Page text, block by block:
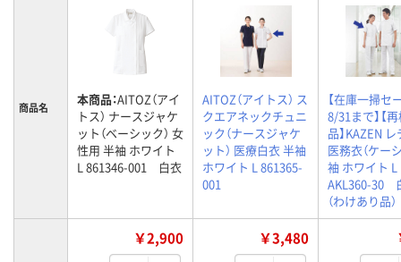
商品名 本商品：AITOZ（アイ
トス） ナースジャケ
ット（ベーシック） 女
性用 半袖 ホワイト
L 861346-001 白衣
AITOZ（アイトス） ス
クエアネックチュニ
ック（ナースジャケ
ット） 医療白衣 半袖
ホワイト L 861365-
001
【在庫一掃セ
8/31まで】【
品】KAZEN
医務衣（ケー
袖 ホワイト L
AKL360-30
（わけあり品）
￥2,900 ￥3,480